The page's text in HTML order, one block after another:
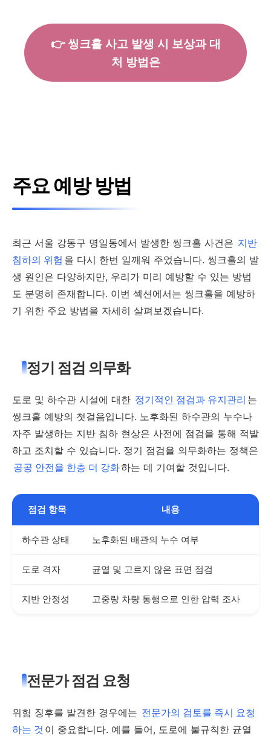
👉 씽크홀 사고 발생 시 보상과 대
처 방법은
주요 예방 방법
최근 서울 강동구 명일동에서 발생한 씽크홀 사건은 지반
침하의 위험 을 다시 한번 일깨워 주었습니다. 씽크홀의 발
생 원인은 다양하지만, 우리가 미리 예방할 수 있는 방법
도 분명히 존재합니다. 이번 섹션에서는 씽크홀을 예방하
기 위한 주요 방법을 자세히 살펴보겠습니다.
정기 점검 의무화
도로 및 하수관 시설에 대한 정기적인 점검과 유지관리 는
씽크홀 예방의 첫걸음입니다. 노후화된 하수관의 누수나
자주 발생하는 지반 침하 현상은 사전에 점검을 통해 적발
하고 조치할 수 있습니다. 정기 점검을 의무화하는 정책은
공공 안전을 한층 더 강화하는 데 기여할 것입니다.
점검 항목 내용
하수관 상태 노후화된 배관의 누수 여부
도로 격자 균열 및 고르지 않은 표면 점검
지반 안정성 고중량 차량 통행으로 인한 압력 조사
전문가 점검 요청
위험 징후를 발견한 경우에는 전문가의 검토를 즉시 요청
하는 것 이 중요합니다. 예를 들어, 도로에 불규칙한 균열